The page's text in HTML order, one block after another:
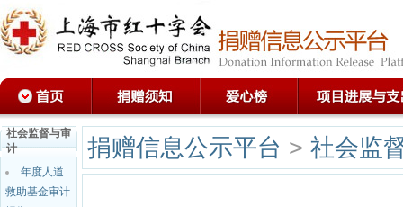
社会监督与审
计
年度人道
救助基金审计
捐赠信息公示平台 > 社会监